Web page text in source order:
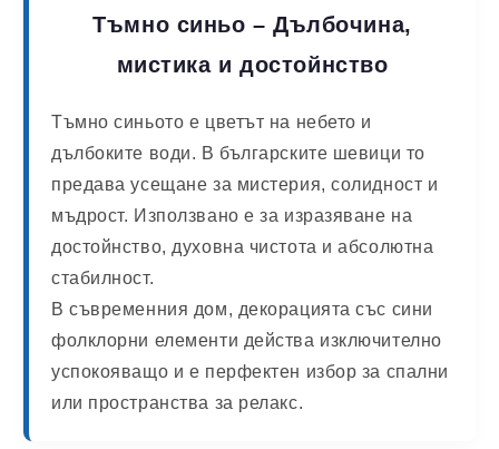
Тъмно синьо – Дълбочина,
мистика и достойнство
Тъмно синьото е цветът на небето и
дълбоките води. В българските шевици то
предава усещане за мистерия, солидност и
мъдрост. Използвано е за изразяване на
достойнство, духовна чистота и абсолютна
стабилност.
В съвременния дом, декорацията със сини
фолклорни елементи действа изключително
успокояващо и е перфектен избор за спални
или пространства за релакс.